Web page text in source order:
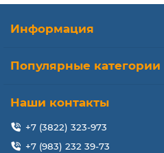
Информация
Популярные категории
Наши контакты
+7 (3822) 323-973
+7 (983) 232 39-73